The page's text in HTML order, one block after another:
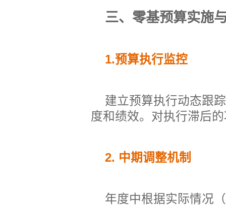
三、零基预算实施
1.预算执行监控
建立预算执行动态跟
度和绩效。对执行滞后
2. 中期调整机制
年度中根据实际情况